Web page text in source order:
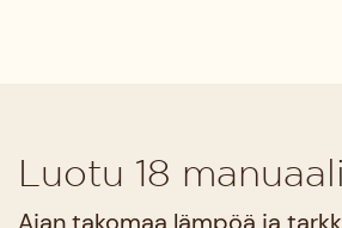
Luotu 18